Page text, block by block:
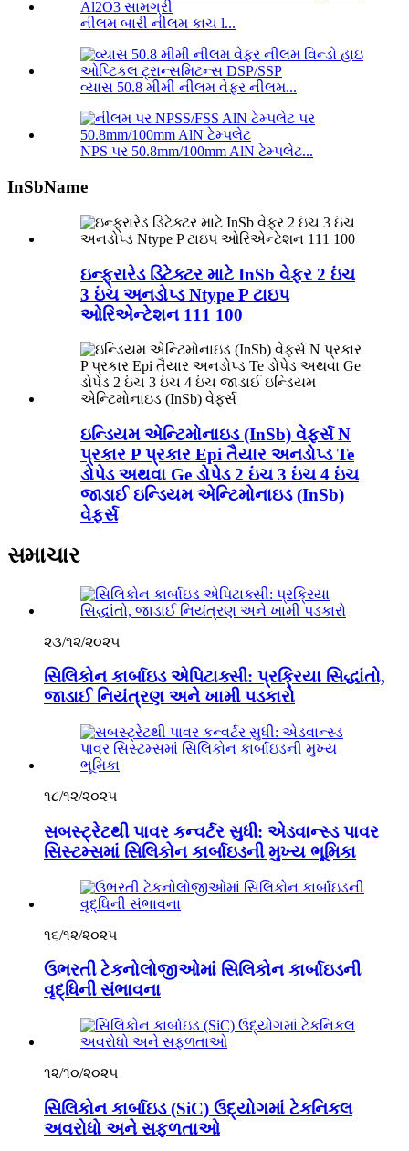
નીલમ બારી નીલમ કાચ l...
વ્યાસ 50.8 મીમી નીલમ વેફર નીલમ...
NPS પર 50.8mm/100mm AlN ટેમ્પલેટ...
InSbName
ઇન્ફ્રારેડ ડિટેક્ટર માટે InSb વેફર 2 ઇંચ
3 ઇંચ અનડોપ્ડ Ntype P ટાઇપ
ઓરિએન્ટેશન 111 100
ઇન્ડિયમ એન્ટિમોનાઇડ (InSb) વેફર્સ N
પ્રકાર P પ્રકાર Epi તૈયાર અનડોપ્ડ Te
ડોપેડ અથવા Ge ડોપેડ 2 ઇંચ 3 ઇંચ 4 ઇંચ
જાડાઈ ઇન્ડિયમ એન્ટિમોનાઇડ (InSb)
વેફર્સ
સમાચાર
૨૩/૧૨/૨૦૨૫
સિલિકોન કાર્બાઇડ એપિટાક્સી: પ્રક્રિયા સિદ્ધાંતો,
જાડાઈ નિયંત્રણ અને ખામી પડકારો
૧૮/૧૨/૨૦૨૫
સબસ્ટ્રેટથી પાવર કન્વર્ટર સુધી: એડવાન્સ્ડ પાવર
સિસ્ટમ્સમાં સિલિકોન કાર્બાઇડની મુખ્ય ભૂમિકા
૧૬/૧૨/૨૦૨૫
ઉભરતી ટેકનોલોજીઓમાં સિલિકોન કાર્બાઇડની
વૃદ્ધિની સંભાવના
૧૨/૧૦/૨૦૨૫
સિલિકોન કાર્બાઇડ (SiC) ઉદ્યોગમાં ટેકનિકલ
અવરોધો અને સફળતાઓ